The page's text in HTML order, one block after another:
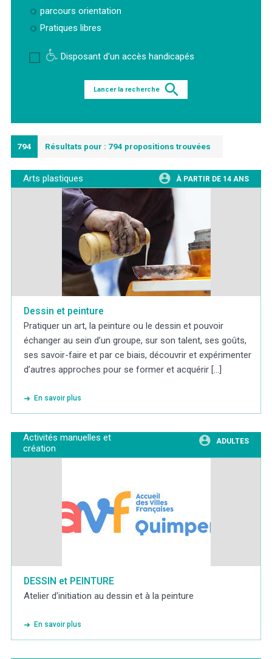
parcours orientation
Pratiques libres
Disposant d'un accès handicapés
Lancer la recherche
794 Résultats pour : 794 propositions trouvées
Arts plastiques À PARTIR DE 14 ANS
Dessin et peinture
Pratiquer un art, la peinture ou le dessin et pouvoir
échanger au sein d’un groupe, sur son talent, ses goûts,
ses savoir-faire et par ce biais, découvrir et expérimenter
d’autres approches pour se former et acquérir [...]
En savoir plus
Activités manuelles et
création
ADULTES
DESSIN et PEINTURE
Atelier d'initiation au dessin et à la peinture
En savoir plus